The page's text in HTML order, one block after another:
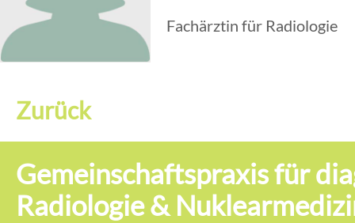
Fachärztin für Radiologie
Zurück
Gemeinschaftspraxis für
Radiologie &